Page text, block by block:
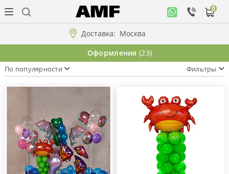
Доставка: Москва
0
кабинет
Цветы
Композиции
"ВАУ"!!!
Коллекции!!!
Оформления (23)
По популярности Фильтры